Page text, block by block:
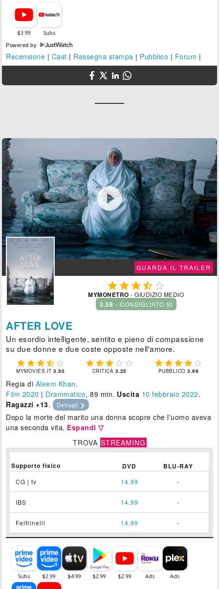
Powered by
Recensione | Cast | Rassegna stampa | Pubblico | Forum |

GUARDA IL TRAILER
 
MYMONETRO - GIUDIZIO MEDIO
3.58 - CONSIGLIATO SÌ
AFTER LOVE
Un esordio intelligente, sentito e pieno di compassione
su due donne e due coste opposte nell'amore.
    
MYMOVIES.IT3.50
    
CRITICA 3.25
    
PUBBLICO3.99
Regia di Aleem Khan.
Film 2020 | Drammatico, 89 min. Uscita 10 febbraio 2022.
Ragazzi +13. Dettagli ❯
Dopo la morte del marito una donna scopre che l'uomo aveva
una seconda vita. Espandi ▽
TROVA STREAMING
Supporto fisico DVD BLU-RAY
CG | tv 14,99 -
IBS 14,99 -
Feltrinelli 14,99 -